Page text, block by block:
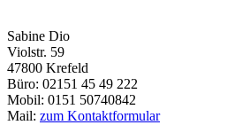
Sabine Dio
Violstr. 59
47800 Krefeld
Büro: 02151 45 49 222
Mobil: 0151 50740842
Mail: zum Kontaktformular